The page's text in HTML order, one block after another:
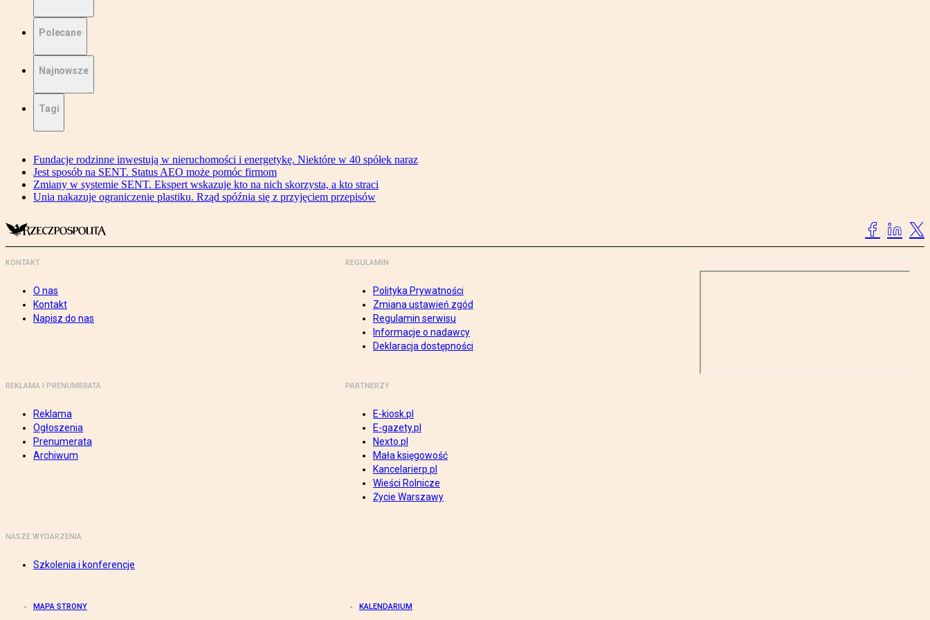
Polecane
Najnowsze
Tagi
Fundacje rodzinne inwestują w nieruchomości i energetykę. Niektóre w 40 spółek naraz
Jest sposób na SENT. Status AEO może pomóc firmom
Zmiany w systemie SENT. Ekspert wskazuje kto na nich skorzysta, a kto straci
Unia nakazuje ograniczenie plastiku. Rząd spóźnia się z przyjęciem przepisów
KONTAKT
O nas
Kontakt
Napisz do nas
REGULAMIN
Polityka Prywatności
Zmiana ustawień zgód
Regulamin serwisu
Informacje o nadawcy
Deklaracja dostępności
REKLAMA I PRENUMERATA
Reklama
Ogłoszenia
Prenumerata
Archiwum
PARTNERZY
E-kiosk.pl
E-gazety.pl
Nexto.pl
Mała księgowość
Kancelarierp.pl
Wieści Rolnicze
Życie Warszawy
NASZE WYDARZENIA
Szkolenia i konferencje
MAPA STRONY KALENDARIUM